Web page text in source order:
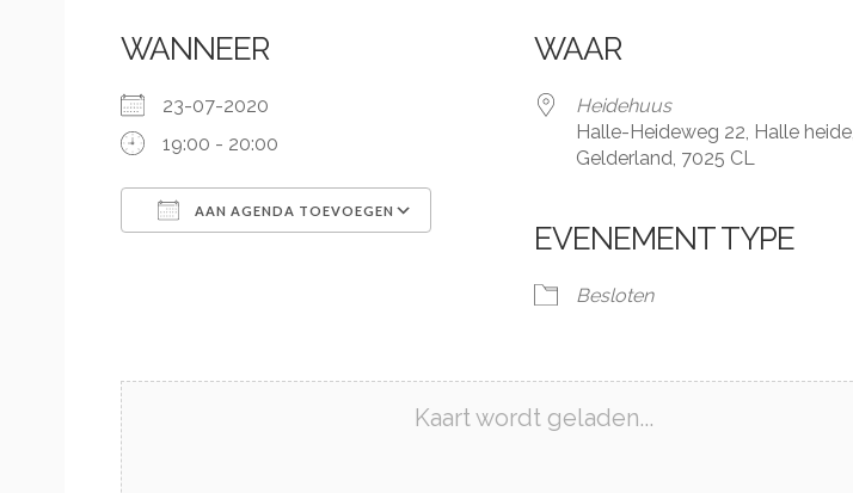
WANNEER
23-07-2020
19:00 - 20:00
AAN AGENDA TOEVOEGEN
WAAR
Heidehuus
Halle-Heideweg 22, Halle heide,
Gelderland, 7025 CL
EVENEMENT TYPE
Besloten
Kaart wordt geladen...